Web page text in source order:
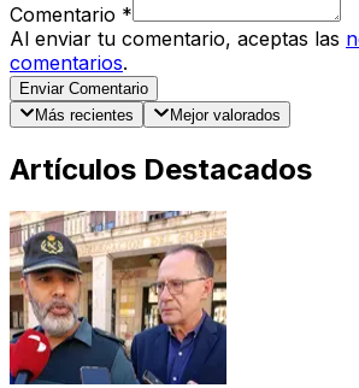
Comentario *
Al enviar tu comentario, aceptas las
comentarios.
Enviar Comentario
Más recientes
Mejor valorados
Artículos Destacados